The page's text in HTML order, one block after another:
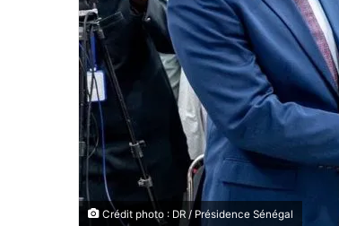
Crédit photo : DR / Présidence Sénégal